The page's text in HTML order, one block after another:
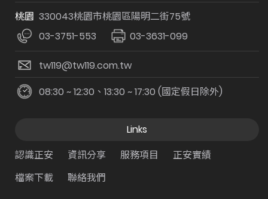
桃園 330043桃園市桃園區陽明二街75號
03-3751-553
03-3631-099
tw119@tw119.com.tw
08:30 ~ 12:30、13:30 ~ 17:30 (國定假日除外)
Links
認識正安
資訊分享 服務項目
正安實績
檔案下載
聯絡我們